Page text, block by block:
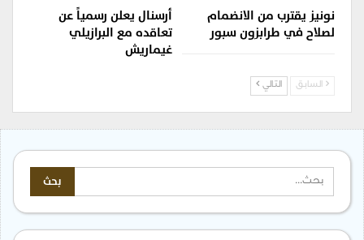
نونيز يقترب من الانضمام
لصلاح في طرابزون سبور
أرسنال يعلن رسمياً عن
تعاقده مع البرازيلي
غيماريش
السابق التالي